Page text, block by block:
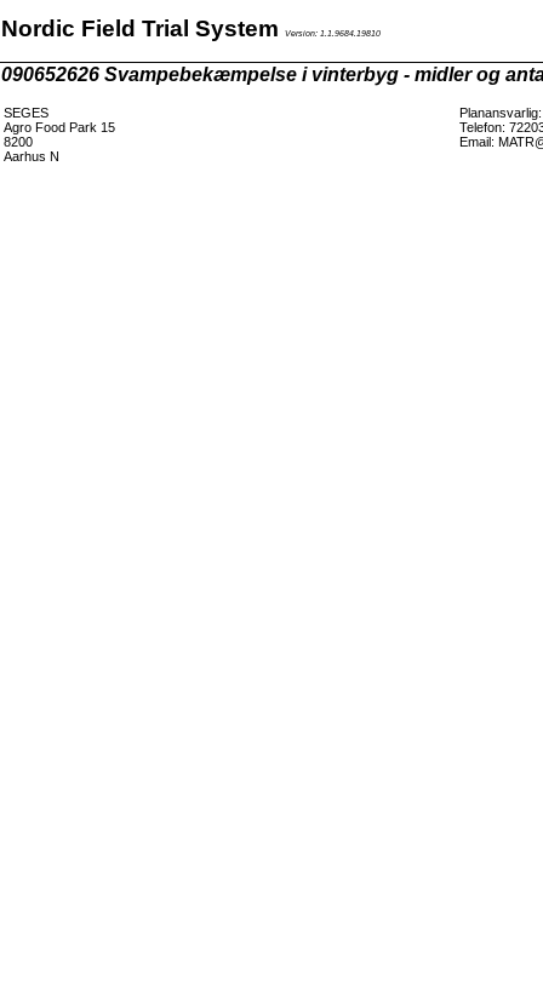
Nordic Field Trial System Version: 1.1.9684.19810
090652626 Svampebekæmpelse i vinterbyg - midler og
SEGES
Agro Food Park 15
8200
Aarhus N
Telefon:
Email: